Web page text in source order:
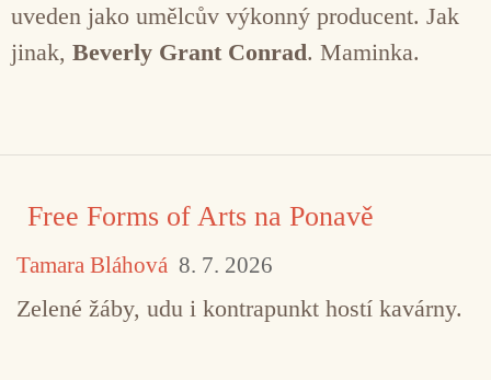
uveden jako umělcův výkonný producent. Jak
jinak, Beverly Grant Conrad. Maminka.
Free Forms of Arts na Ponavě
Tamara Bláhová 8. 7. 2026
Zelené žáby, udu i kontrapunkt hostí kavárny.